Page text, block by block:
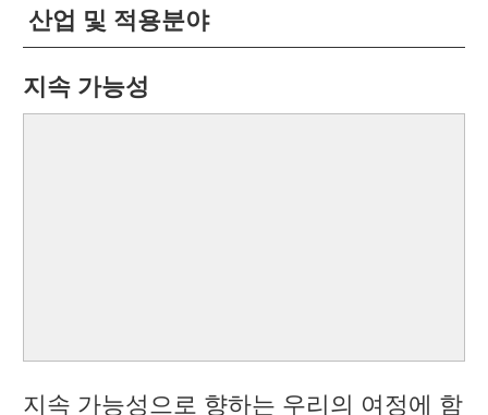
산업 및 적용분야
지속 가능성
지속 가능성으로 향하는 우리의 여정에 함